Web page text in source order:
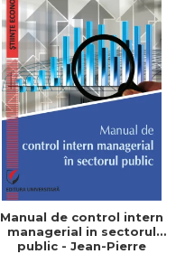
Manual de control intern
managerial in sectorul
public - Jean-Pierre